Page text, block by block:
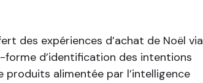
des expériences d’achat de Noël via
forme d’identification des intentions
produits alimentée par l’intelligence